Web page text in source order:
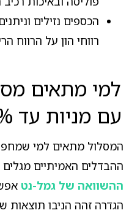
הכספים נזילים
רווחי הון על הרווח
למי מתאים
עם מניות עד 25% - ולמי פחות?
המסלול מתאים למי
ההבדלים האמיתיים
ההשוואה של גמל-נט
הגדרה זהה הניבו תוצאות